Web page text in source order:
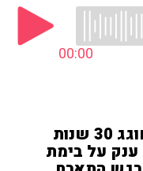
00:00
הזמר המוערך שלומי סרנגה חוגג 30 שנות
50 במופע ענק על בימת